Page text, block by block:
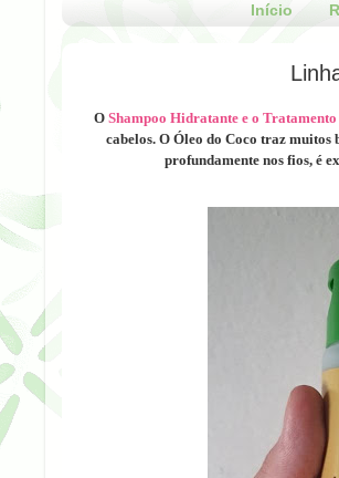
Início
O Shampoo Hidratante e o
cabelos. O Óleo do Coco traz muitos
profundamente nos fios, é